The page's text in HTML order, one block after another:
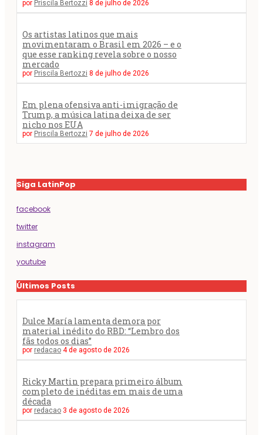
por Priscila Bertozzi 8 de julho de 2026
Os artistas latinos que mais
movimentaram o Brasil em 2026 – e o
que esse ranking revela sobre o nosso
mercado
por Priscila Bertozzi 8 de julho de 2026
Em plena ofensiva anti-imigração de
Trump, a música latina deixa de ser
nicho nos EUA
por Priscila Bertozzi 7 de julho de 2026
Siga LatinPop
facebook
twitter
instagram
youtube
Últimos Posts
Dulce María lamenta demora por
material inédito do RBD: “Lembro dos
fãs todos os dias”
por redacao 4 de agosto de 2026
Ricky Martin prepara primeiro álbum
completo de inéditas em mais de uma
década
por redacao 3 de agosto de 2026